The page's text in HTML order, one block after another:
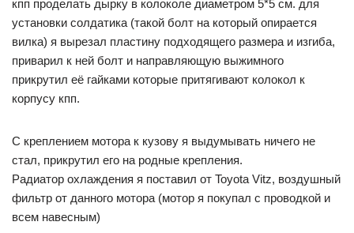
кпп проделать дырку в колоколе диаметром 5*5 см. для
установки солдатика (такой болт на который опирается
вилка) я вырезал пластину подходящего размера и изгиба,
приварил к ней болт и направляющую выжимного
прикрутил её гайками которые притягивают колокол к
корпусу кпп.
С креплением мотора к кузову я выдумывать ничего не
стал, прикрутил его на родные крепления.
Радиатор охлаждения я поставил от Toyota Vitz, воздушный
фильтр от данного мотора (мотор я покупал с проводкой и
всем навесным)